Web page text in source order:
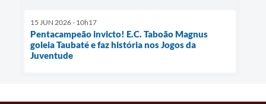
15 JUN 2026 - 10h17
Pentacampeão invicto! E.C. Taboão Magnus
goleia Taubaté e faz história nos Jogos da
Juventude